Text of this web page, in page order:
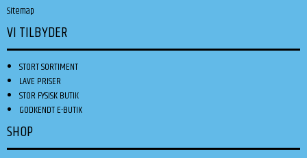
Sitemap
VI TILBYDER
STORT SORTIMENT
LAVE PRISER
STOR FYSISK BUTIK
GODKENDT E-BUTIK
SHOP